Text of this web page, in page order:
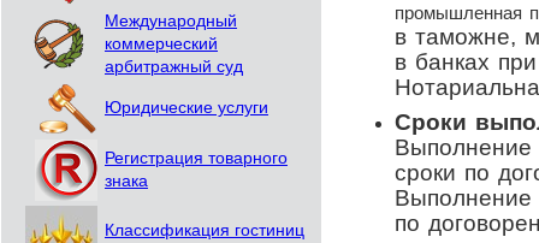
Международный
коммерческий
арбитражный суд
Юридические услуги
Регистрация товарного
знака
Классификация гостиниц
промышленная
в таможне,
в банках
Сроки
Выполнение
сроки по
Выполнение
по